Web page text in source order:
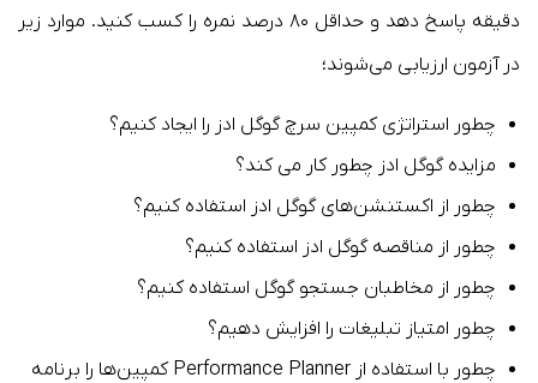
دقیقه پاسخ دهد و حداقل ۸۰ درصد نمره را کسب کنید. موارد زیر
در آزمون ارزیابی می‌شوند؛
چطور استراتژی کمپین سرچ گوگل ادز را ایجاد کنیم؟
مزایده گوگل ادز چطور کار می کند؟
چطور از اکستنشن‌های گوگل ادز استفاده کنیم؟
چطور از مناقصه گوگل ادز استفاده کنیم؟
چطور از مخاطبان جستجو گوگل استفاده کنیم؟
چطور امتیاز تبلیغات را افزایش دهیم؟
چطور با استفاده از Performance Planner کمپین‌ها را برنامه